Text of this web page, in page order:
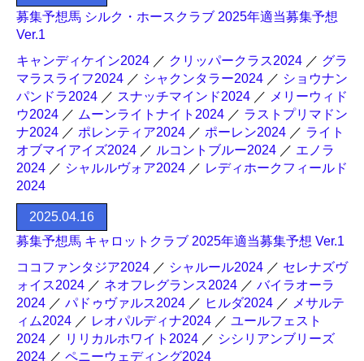
募集予想馬 シルク・ホースクラブ 2025年適当募集予想
Ver.1
キャンディケイン2024 ／ クリッパークラス2024 ／ グラ
マラスライフ2024 ／ シャクンタラー2024 ／ ショウナン
パンドラ2024 ／ スナッチマインド2024 ／ メリーウィド
ウ2024 ／ ムーンライトナイト2024 ／ ラストプリマドン
ナ2024 ／ ポレンティア2024 ／ ポーレン2024 ／ ライト
オブマイアイズ2024 ／ ルコントブルー2024 ／ エノラ
2024 ／ シャルルヴォア2024 ／ レディホークフィールド
2024
2025.04.16
募集予想馬 キャロットクラブ 2025年適当募集予想 Ver.1
ココファンタジア2024 ／ シャルール2024 ／ セレナズヴ
ォイス2024 ／ ネオフレグランス2024 ／ バイラオーラ
2024 ／ パドゥヴァルス2024 ／ ヒルダ2024 ／ メサルテ
ィム2024 ／ レオパルディナ2024 ／ ユールフェスト
2024 ／ リリカルホワイト2024 ／ シシリアンブリーズ
2024 ／ ペニーウェディング2024